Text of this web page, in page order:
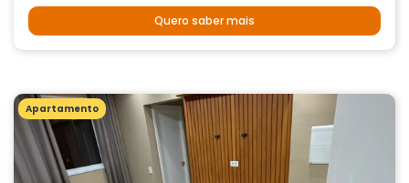
Quero saber mais
Apartamento